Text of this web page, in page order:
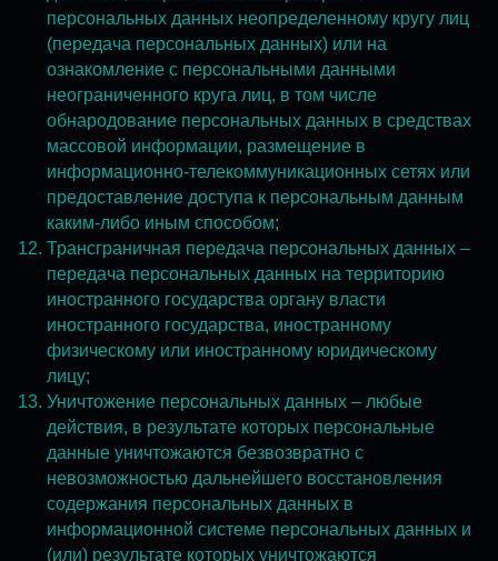
персональных данных неопределенному кругу лиц
(передача персональных данных) или на
ознакомление с персональными данными
неограниченного круга лиц, в том числе
обнародование персональных данных в средствах
массовой информации, размещение в
информационно-телекоммуникационных сетях или
предоставление доступа к персональным данным
каким-либо иным способом;
Трансграничная передача персональных данных –
передача персональных данных на территорию
иностранного государства органу власти
иностранного государства, иностранному
физическому или иностранному юридическому
лицу;
Уничтожение персональных данных – любые
действия, в результате которых персональные
данные уничтожаются безвозвратно с
невозможностью дальнейшего восстановления
содержания персональных данных в
информационной системе персональных данных и
(или) результате которых уничтожаются